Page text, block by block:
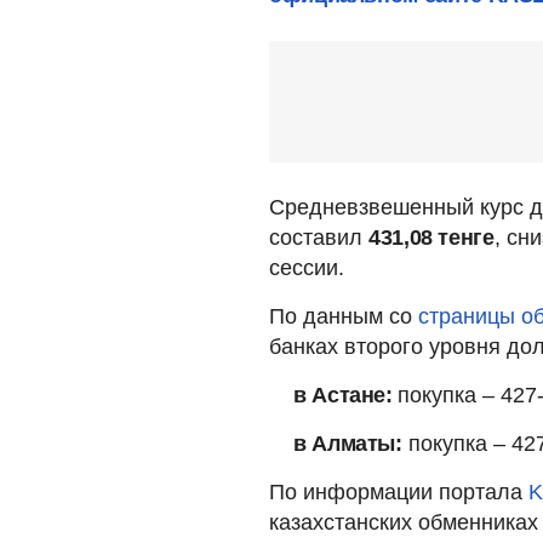
Средневзвешенный курс
составил 431,08 тенге,
сессии.
По данным со страницы
банках второго уровня
в Астане: покупка –
в Алматы: покупка –
По информации портала
казахстанских